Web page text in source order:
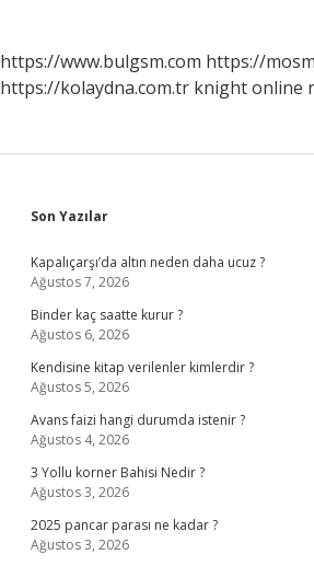
https://www.bulgsm.com https://
https://kolaydna.com.tr knight online
Sidebar
Son Yazılar
Kapalıçarşı’da altın neden daha ucuz ?
Ağustos 7, 2026
Binder kaç saatte kurur ?
Ağustos 6, 2026
Kendisine kitap verilenler kimlerdir ?
Ağustos 5, 2026
Avans faizi hangi durumda istenir ?
Ağustos 4, 2026
3 Yollu korner Bahisi Nedir ?
Ağustos 3, 2026
2025 pancar parası ne kadar ?
Ağustos 3, 2026